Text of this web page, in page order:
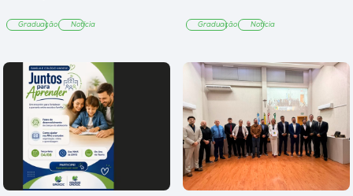
Graduação Notícia Graduação Notícia